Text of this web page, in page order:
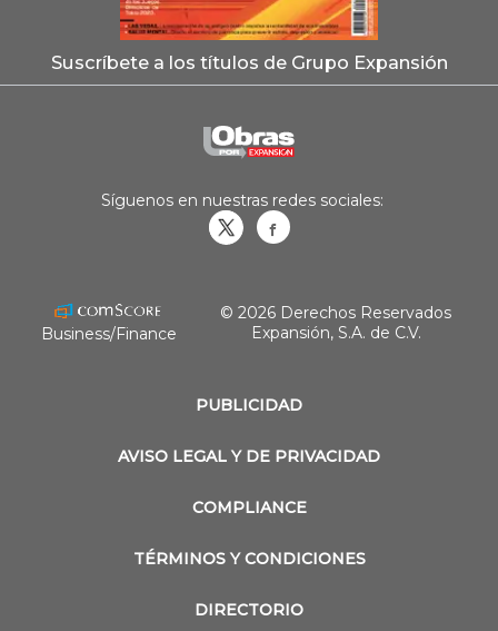
Suscríbete a los títulos de Grupo Expansión
PUBLICIDAD
AVISO LEGAL Y DE PRIVACIDAD
COMPLIANCE
TÉRMINOS Y CONDICIONES
DIRECTORIO
Síguenos en nuestras redes sociales:
Business/Finance
© 2026 Derechos Reservados
Expansión, S.A. de C.V.